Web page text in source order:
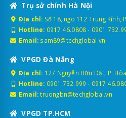
Trụ sở chính Hà Nội
Địa chỉ: Số 18, ngõ 112 Trung Kính,
Hotline: 0917.46.0808-
Email: sam89@techglobal.vn
VPGD Đà Nẵng
Địa chỉ: 127 Nguyễn Hữu Dật, P.
Hotline: 0901.732.999 -
Email: truongbn@techglobal.vn
VPGD TP.HCM